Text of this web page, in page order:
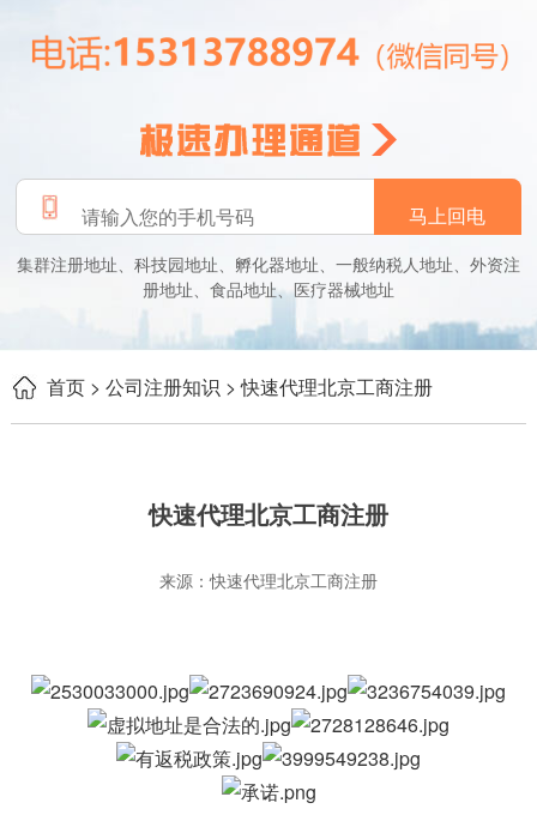
马上回电
集群注册地址、科技园地址、孵化器地址、一般纳税人地址、外资注
册地址、食品地址、医疗器械地址
首页 > 公司注册知识 > 快速代理北京工商注册
快速代理北京工商注册
来源：快速代理北京工商注册